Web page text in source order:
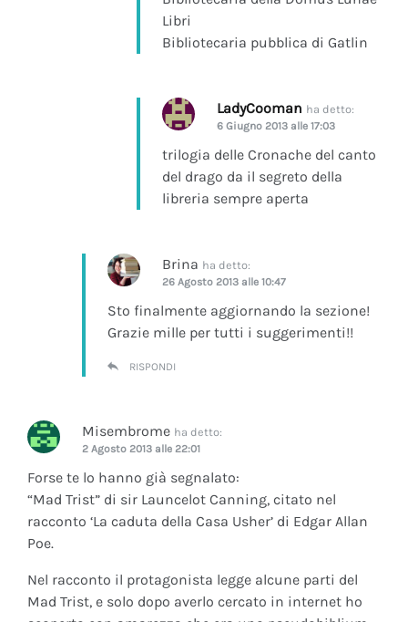
Libri
Bibliotecaria pubblica di Gatlin
LadyCooman ha detto:
6 Giugno 2013 alle 17:03
trilogia delle Cronache del canto
del drago da il segreto della
libreria sempre aperta
Brina ha detto:
26 Agosto 2013 alle 10:47
Sto finalmente aggiornando la sezione!
Grazie mille per tutti i suggerimenti!!
RISPONDI
Misembrome ha detto:
2 Agosto 2013 alle 22:01
Forse te lo hanno già segnalato:
“Mad Trist” di sir Launcelot Canning, citato nel
racconto ‘La caduta della Casa Usher’ di Edgar Allan
Poe.
Nel racconto il protagonista legge alcune parti del
Mad Trist, e solo dopo averlo cercato in internet ho